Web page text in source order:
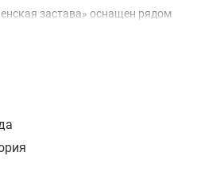
застава» оснащен рядом
пункт;